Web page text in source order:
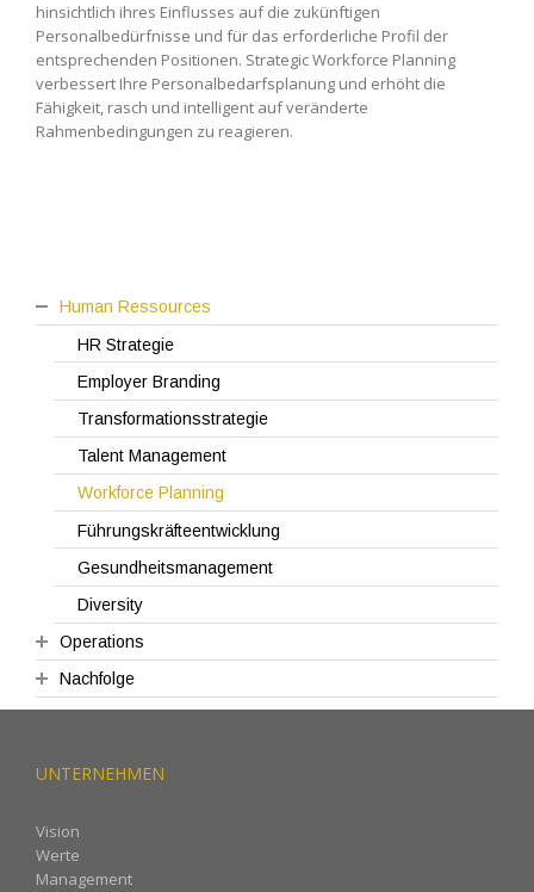
hinsichtlich ihres Einflusses auf die zukünftigen
Personalbedürfnisse und für das erforderliche Profil der
entsprechenden Positionen. Strategic Workforce Planning
verbessert Ihre Personalbedarfsplanung und erhöht die
Fähigkeit, rasch und intelligent auf veränderte
Rahmenbedingungen zu reagieren.
Human Ressources
HR Strategie
Employer Branding
Transformationsstrategie
Talent Management
Workforce Planning
Führungskräfteentwicklung
Gesundheitsmanagement
Diversity
Operations
Auftragsmanagement
Agile Methoden
Nachfolge
3D3-Unternehmensanalyse
UNTERNEHMEN
Vision
Werte
Management